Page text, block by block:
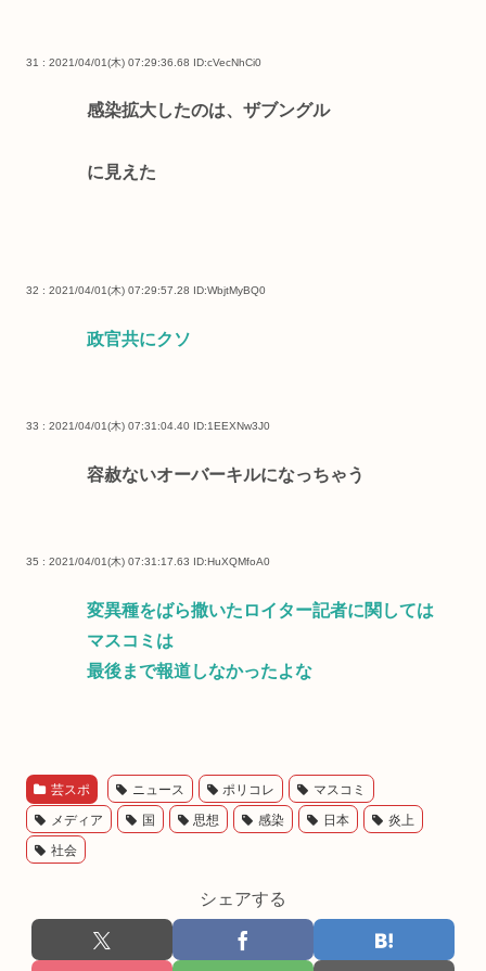
31 : 2021/04/01(木) 07:29:36.68 ID:cVecNhCi0
感染拡大したのは、ザブングル
に見えた
32 : 2021/04/01(木) 07:29:57.28 ID:WbjtMyBQ0
政官共にクソ
33 : 2021/04/01(木) 07:31:04.40 ID:1EEXNw3J0
容赦ないオーバーキルになっちゃう
35 : 2021/04/01(木) 07:31:17.63 ID:HuXQMfoA0
変異種をばら撒いたロイター記者に関しては
マスコミは
最後まで報道しなかったよな
芸スポ ニュース ポリコレ マスコミ
メディア 国 思想 感染 日本
炎上
社会
シェアする